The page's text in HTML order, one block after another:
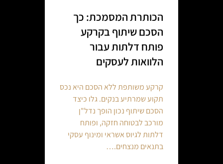
הכותרת המסמכת: כך
הסכם שיתוף בקרקע
פותח דלתות עבור
הלוואות לעסקים
קרקע משותפת ללא הסכם היא נכס
תקוע שמרתיע בנקים. גלו כיצד
הסכם שיתוף נכון הופך נדל"ן
מורכב לבטוחה חזקה, ופותח
דלתות לגיוס אשראי ומינוף עסקי
בתנאים מנצחים.…